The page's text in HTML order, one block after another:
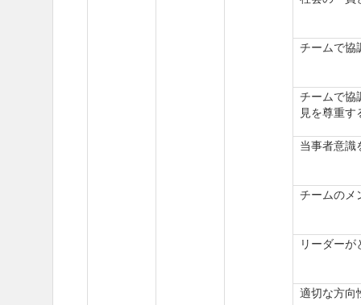
チームで協
チームで協
見を尊重
当事者意識
チームのメ
リーダー
適切な方向